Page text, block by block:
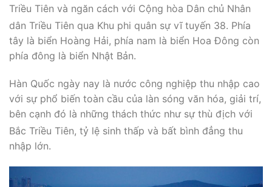
Triều Tiên và ngăn cách với Cộng hòa Dân chủ Nhân
dân Triều Tiên qua Khu phi quân sự vĩ tuyến 38. Phía
tây là biển Hoàng Hải, phía nam là biển Hoa Đông còn
phía đông là biển Nhật Bản.
Hàn Quốc ngày nay là nước công nghiệp thu nhập cao
với sự phổ biến toàn cầu của làn sóng văn hóa, giải trí,
bên cạnh đó là những thách thức như sự thù địch với
Bắc Triều Tiên, tỷ lệ sinh thấp và bất bình đẳng thu
nhập lớn.